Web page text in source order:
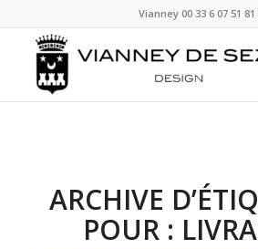
Vianney00 33 6 07 51 81
ARCHIVE
POUR :